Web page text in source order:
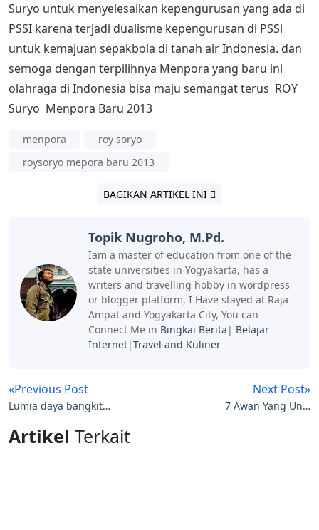
Suryo untuk menyelesaikan kepengurusan yang ada di
PSSI karena terjadi dualisme kepengurusan di PSSi
untuk kemajuan sepakbola di tanah air Indonesia. dan
semoga dengan terpilihnya Menpora yang baru ini
olahraga di Indonesia bisa maju semangat terus ROY
Suryo Menpora Baru 2013
menpora
roy soryo
roysoryo mepora baru 2013
BAGIKAN ARTIKEL INI
Topik Nugroho, M.Pd.
Iam a master of education from one of the
state universities in Yogyakarta, has a
writers and travelling hobby in wordpress
or blogger platform, I Have stayed at Raja
Ampat and Yogyakarta City, You can
Connect Me in Bingkai Berita | Belajar
Internet|Travel and Kuliner
«Previous Post
Lumia daya bangkit
Next Post»
7 Awan Yang Unik
Artikel Terkait